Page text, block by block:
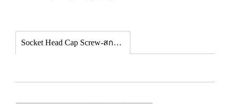
Socket Head Cap Screw-สกรูหกเหลี่ยมหัวจม